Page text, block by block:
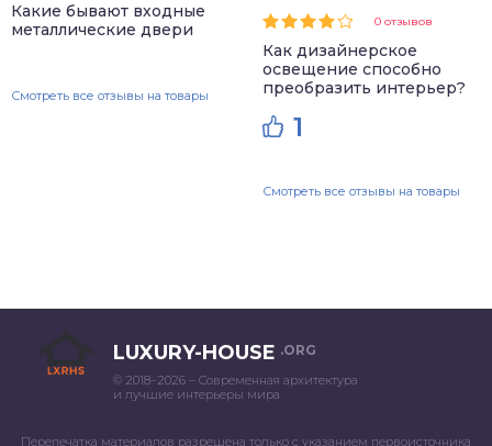
Какие бывают входные
металлические двери
Смотреть все отзывы на товары
0 отзывов
Как дизайнерское
освещение способно
преобразить интерьер?
1
Смотреть все отзывы на товары
LUXURY-HOUSE .ORG
© 2018–2026 – Современная архитектура
и лучшие интерьеры мира
Перепечатка материалов разрешена только с указанием первоисточника